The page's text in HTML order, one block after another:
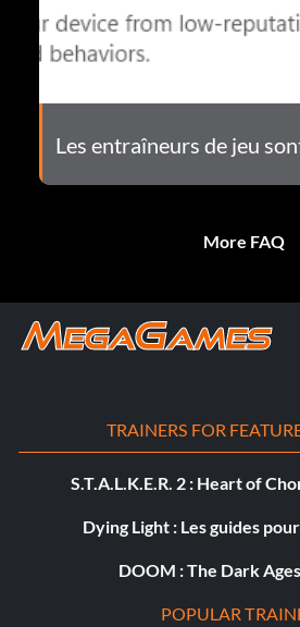
Les entraîneurs de jeu
More FAQ
TRAINERS FOR
S.T.A.L.K.E.R. 2 : Heart of
Dying Light : Les guides
DOOM : The Dark
POPULAR